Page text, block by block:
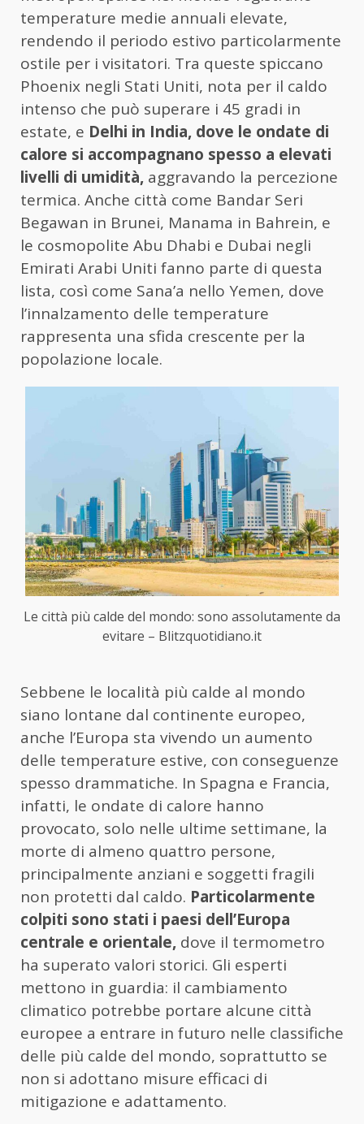
temperature medie annuali elevate,
rendendo il periodo estivo particolarmente
ostile per i visitatori. Tra queste spiccano
Phoenix negli Stati Uniti, nota per il caldo
intenso che può superare i 45 gradi in
estate, e Delhi in India, dove le ondate di
calore si accompagnano spesso a elevati
livelli di umidità, aggravando la percezione
termica. Anche città come Bandar Seri
Begawan in Brunei, Manama in Bahrein, e
le cosmopolite Abu Dhabi e Dubai negli
Emirati Arabi Uniti fanno parte di questa
lista, così come Sana’a nello Yemen, dove
l’innalzamento delle temperature
rappresenta una sfida crescente per la
popolazione locale.
Le città più calde del mondo: sono assolutamente da
evitare – Blitzquotidiano.it
Sebbene le località più calde al mondo
siano lontane dal continente europeo,
anche l’Europa sta vivendo un aumento
delle temperature estive, con conseguenze
spesso drammatiche. In Spagna e Francia,
infatti, le ondate di calore hanno
provocato, solo nelle ultime settimane, la
morte di almeno quattro persone,
principalmente anziani e soggetti fragili
non protetti dal caldo. Particolarmente
colpiti sono stati i paesi dell’Europa
centrale e orientale, dove il termometro
ha superato valori storici. Gli esperti
mettono in guardia: il cambiamento
climatico potrebbe portare alcune città
europee a entrare in futuro nelle classifiche
delle più calde del mondo, soprattutto se
non si adottano misure efficaci di
mitigazione e adattamento.